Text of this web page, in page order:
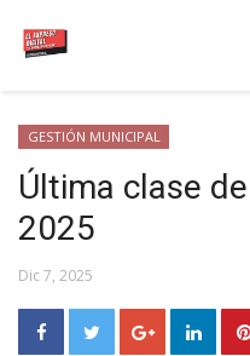
GESTIÓN MUNICIPAL
Última clase
2025
Dic 7, 2025